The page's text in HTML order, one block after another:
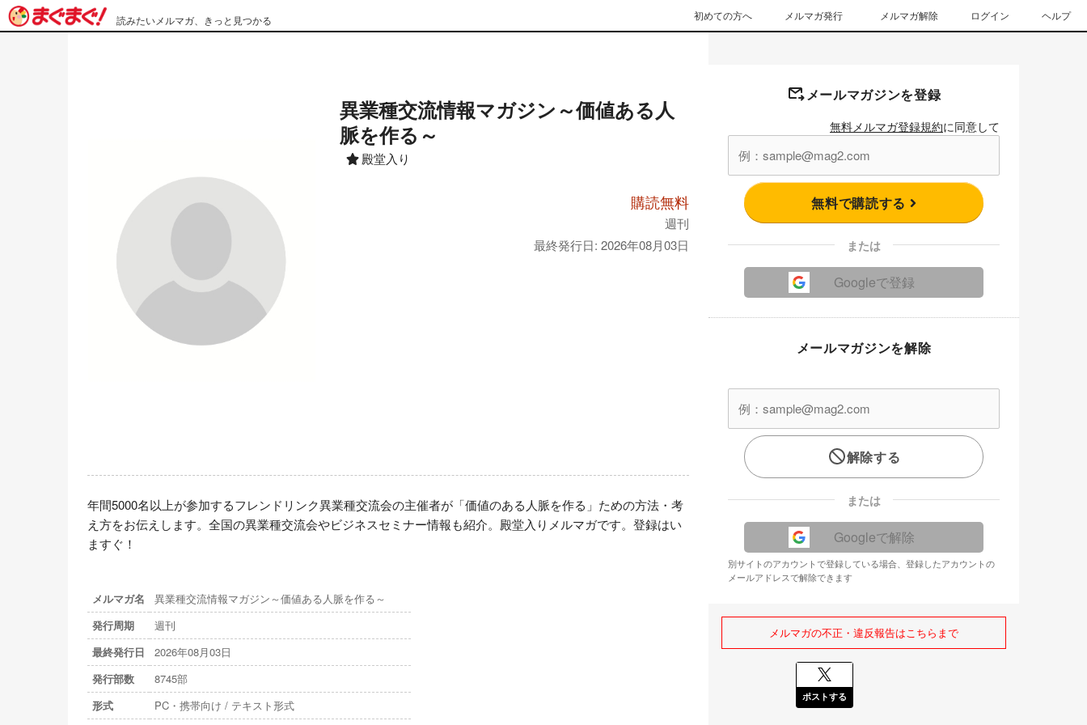
読みたいメルマガ、きっと見つかる 初めての方へ メルマガ発行 メルマガ解除 ログイン ヘルプ
異業種交流情報マガジン～価値ある人
脈を作る～
殿堂入り
購読無料
週刊
最終発行日: 2026年08月03日
年間5000名以上が参加するフレンドリンク異業種交流会の主催者が「価値のある人脈を作る」ための方法・考
え方をお伝えします。全国の異業種交流会やビジネスセミナー情報も紹介。殿堂入りメルマガです。登録はい
ますぐ！
メルマガ名
異業種交流情報マガジン～価値ある人脈を作る～
発行周期
週刊
最終発行日
2026年08月03日
発行部数
8745部
形式
PC・携帯向け / テキスト形式
メールマガジンを登録
無料メルマガ登録規約に同意して
無料で購読する
または
Googleで登録
メールマガジンを解除
解除する
または
Googleで解除
別サイトのアカウントで登録している場合、登録したアカウントの
メールアドレスで解除できます
メルマガの不正・違反報告はこちらまで
ポストする